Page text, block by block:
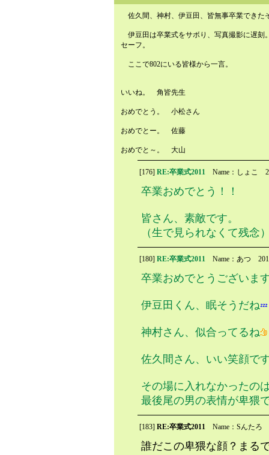
佐久間、神村、伊豆田、皆無事卒業できた
伊豆田は卒業式をサボり、写真撮影に遅刻
セーフ。
ここで802にいる皆様から一言。
いいね。 角皆先生
おめでとう。 小松さん
おめでとー。 佐藤
おめでと～。 大山
[176] RE:卒業式2011 Name：しょこ
卒業おめでとう！！
皆さん、素敵です。
（生で見られなくて残念
[180] RE:卒業式2011 Name：あつ
卒業おめでとうございま
伊豆田くん、眠そうだね
神村さん、似合ってるね
佐久間さん、いい笑顔で
その場に入れなかったの
最後尾の男の表情が卑猥
[183] RE:卒業式2011 Name：Sんたろ
誰だこの卑猥な顔？まる